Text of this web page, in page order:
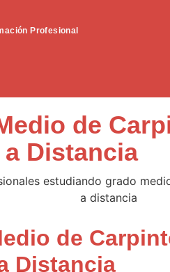
Profesional
de
a Distancia
de
Distancia